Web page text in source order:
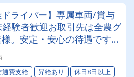
ドライバー】専属車両/賞与
験者歓迎お取引先は全農グ
。安定・安心の待遇です☆
ランキング上位14位には毎
支給♪
通費支給 昇給あり 休日8日以上